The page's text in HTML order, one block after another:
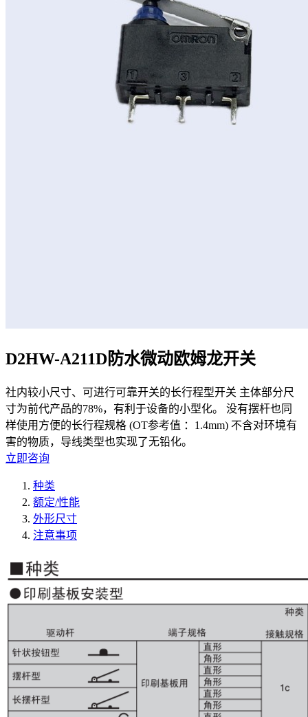
D2HW-A211D防水微动欧姆龙开关
社内较小尺寸、可进行可靠开关的长行程型开关 主体部分尺
寸为前代产品的78%，有利于设备的小型化。 没有摆杆也同
样使用方便的长行程规格 (OT参考值 ：1.4mm) 不含对环境有
害的物质，导线类型也实现了无铅化。
立即咨询
种类
额定/性能
外形尺寸
注意事项